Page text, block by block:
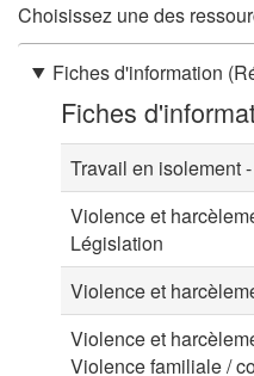
Choisissez une des
Fiches d'information
Fiches
Travail en isolement
Violence et
Législation
Violence et
Violence et
Violence familiale /